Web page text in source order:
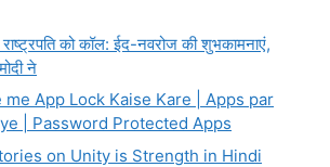
को कॉल: ईद-नवरोज की शुभकामनाएं,
ने
me App Lock Kaise Kare | Apps par
| Password Protected Apps
on Unity is Strength in Hindi